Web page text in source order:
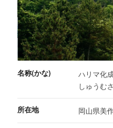
名称(かな)
ハリマ化
しゅうむさ
所在地 岡山県美